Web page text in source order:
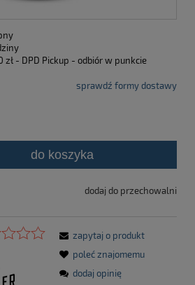
zł - DPD Pickup - odbiór w punkcie
kosztów płatności
sprawdź formy dostawy
do koszyka
dodaj do przechowalni
zapytaj o produkt
poleć znajomemu
dodaj opinię